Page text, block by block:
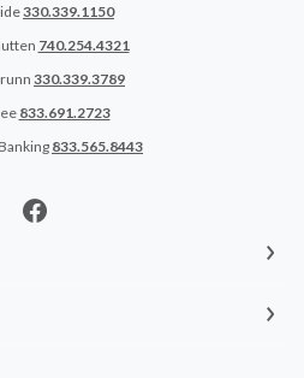
330.339.1150
740.254.4321
330.339.3789
833.691.2723
833.565.8443